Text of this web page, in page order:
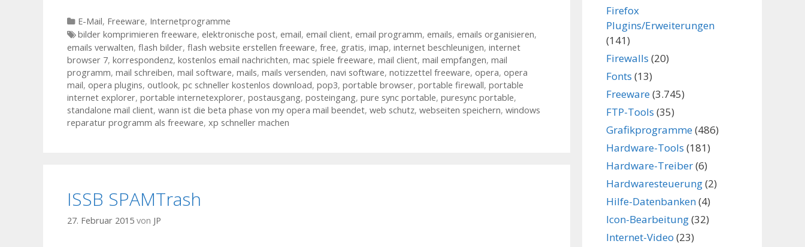
Kategorien
E-Mail, Freeware, Internetprogramme
Tags
bilder komprimieren freeware, elektronische post, email, email client, email programm, emails, emails organisieren,
emails verwalten, flash bilder, flash website erstellen freeware, free, gratis, imap, internet beschleunigen, internet
browser 7, korrespondenz, kostenlos email nachrichten, mac spiele freeware, mail client, mail empfangen, mail
programm, mail schreiben, mail software, mails, mails versenden, navi software, notizzettel freeware, opera, opera
mail, opera plugins, outlook, pc schneller kostenlos download, pop3, portable browser, portable firewall, portable
internet explorer, portable internetexplorer, postausgang, posteingang, pure sync portable, puresync portable,
standalone mail client, wann ist die beta phase von my opera mail beendet, web schutz, webseiten speichern, windows
reparatur programm als freeware, xp schneller machen
ISSB SPAMTrash
27. Februar 2015 von JP
Firefox
Plugins/Erweiterungen
(141)
Firewalls (20)
Fonts (13)
Freeware(3.745)
FTP-Tools (35)
Grafikprogramme(486)
Hardware-Tools (181)
Hardware-Treiber(6)
Hardwaresteuerung(2)
Hilfe-Datenbanken(4)
Icon-Bearbeitung(32)
Internet-Video (23)